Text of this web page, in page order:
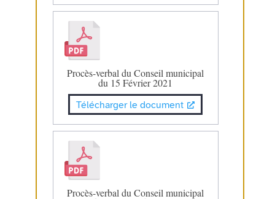
Procès-verbal du Conseil municipal
du 15 Février 2021
Télécharger le document
Procès-verbal du Conseil municipal